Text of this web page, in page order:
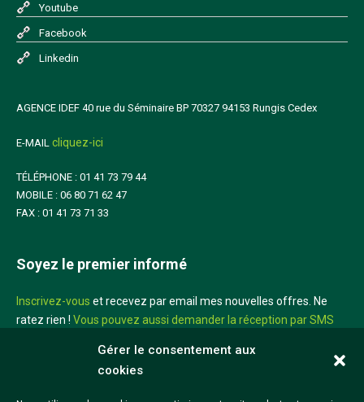
Gérer le consentement aux
cookies
Youtube
Facebook
Linkedin
AGENCE IDEF 40 rue du Séminaire BP 70327 94153 Rungis Cedex
E-MAIL cliquez-ici
TÉLÉPHONE : 01 41 73 79 44
MOBILE : 06 80 71 62 47
FAX : 01 41 73 71 33
Soyez le premier informé
Inscrivez-vous et recevez par email mes nouvelles offres. Ne
ratez rien ! Vous pouvez aussi demander la réception par SMS